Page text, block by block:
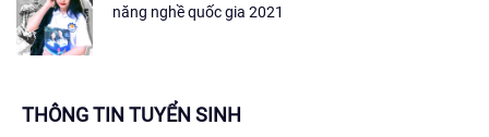
năng nghề quốc gia 2021
THÔNG TIN TUYỂN SINH